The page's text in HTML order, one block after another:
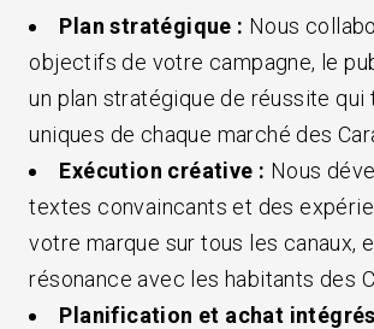
Plan stratégique : Nous
objectifs de votre campagne, le
un plan stratégique de réussite
uniques de chaque marché des
Exécution créative : Nous
textes convaincants et des
votre marque sur tous les canaux,
résonance avec les habitants des
Planification et achat